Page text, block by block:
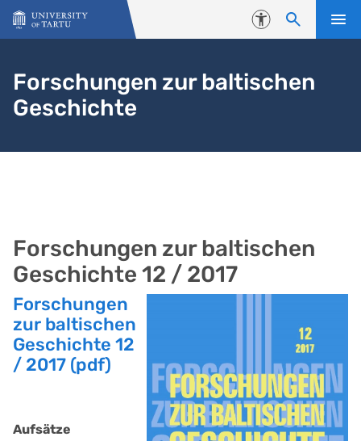
Skip to content
Accessibility
Forschungen zur baltischen
Geschichte
Forschungen zur baltischen
Geschichte 12 / 2017
Forschungen
zur baltischen
Geschichte 12
/ 2017 (pdf)
Aufsätze